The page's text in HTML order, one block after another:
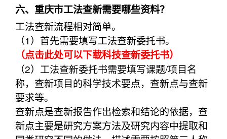
六、重庆市工法查新需要哪些资料？
工法查新流程相对简单。
（1）首先需要填写工法查新委托书。
（点击此处可以下载科技查新委托书）
（2）工法查新委托书需要填写课题/项目名
称，查新项目的科学技术要点，查新点与查新
要求等。
查新点是查新报告作出检索和结论的依据，查
新点主要是研究方案方法及研究内容中提取和